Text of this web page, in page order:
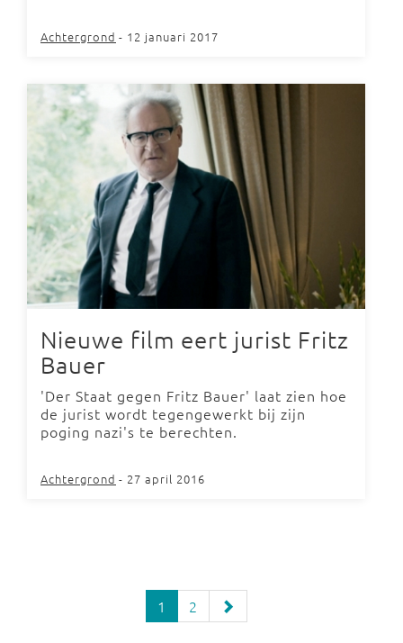
Achtergrond - 12 januari 2017
Nieuwe film eert jurist Fritz
Bauer
'Der Staat gegen Fritz Bauer' laat zien hoe
de jurist wordt tegengewerkt bij zijn
poging nazi's te berechten.
Achtergrond - 27 april 2016
1 2